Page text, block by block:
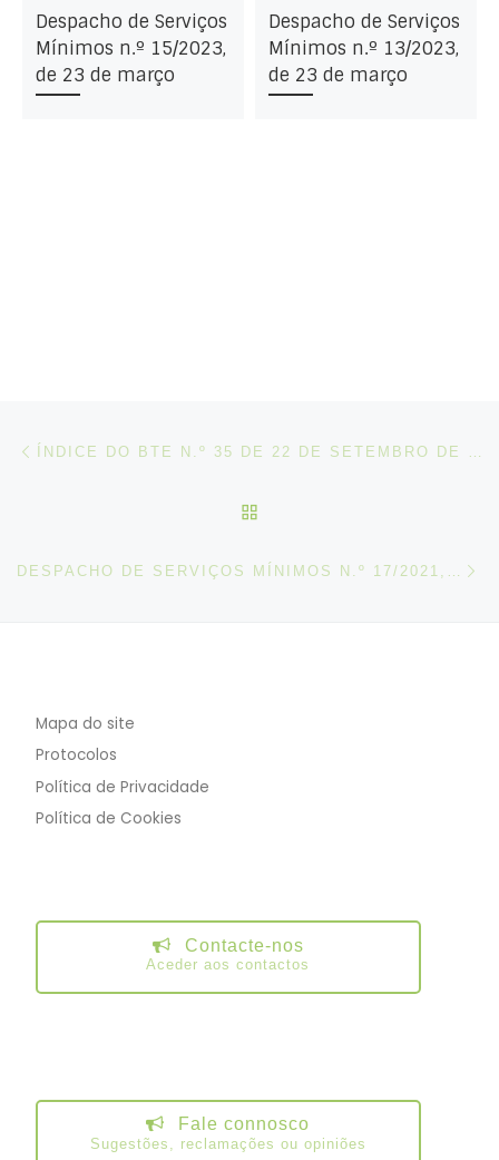
Despacho de Serviços
Mínimos n.º 15/2023,
de 23 de março
Despacho de Serviços
Mínimos n.º 13/2023,
de 23 de março
Post navigation
Mapa do site
Protocolos
Política de Privacidade
Política de Cookies
Contacte-nos
Aceder aos contactos
Fale connosco
Sugestões, reclamações ou opiniões